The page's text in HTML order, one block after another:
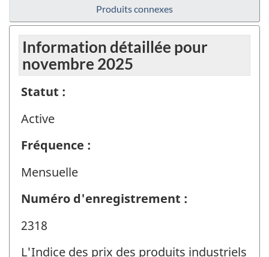
Produits connexes
Information détaillée pour
novembre 2025
Statut :
Active
Fréquence :
Mensuelle
Numéro d'enregistrement :
2318
L'Indice des prix des produits industriels